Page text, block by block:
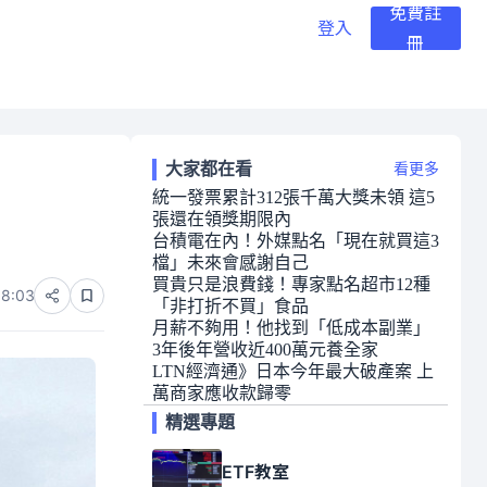
登入
免費註
冊
大家都在看 看更多
統一發票累計312張千萬大獎未領 這5
張還在領獎期限內
台積電在內！外媒點名「現在就買這3
檔」未來會感謝自己
買貴只是浪費錢！專家點名超市12種
「非打折不買」食品
月薪不夠用！他找到「低成本副業」
3年後年營收近400萬元養全家
LTN經濟通》日本今年最大破產案 上
萬商家應收款歸零
精選專題
ETF教室